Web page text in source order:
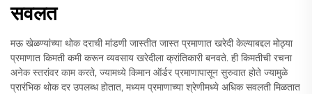
सवलत
मऊ खेळण्यांच्या थोक दराची मांडणी जास्तीत जास्त प्रमाणात खरेदी केल्याबद्दल मोठ्या
प्रमाणात किमती कमी करून व्यवसाय खरेदीला क्रांतिकारी बनवते. ही किमतीची रचना
अनेक स्तरांवर काम करते, ज्यामध्ये किमान ऑर्डर प्रमाणापासून सुरुवात होते ज्यामुळे
प्रारंभिक थोक दर उपलब्ध होतात, मध्यम प्रमाणाच्या श्रेणीमध्ये अधिक सवलती मिळतात